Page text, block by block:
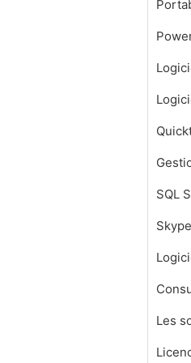
SQL
Skype